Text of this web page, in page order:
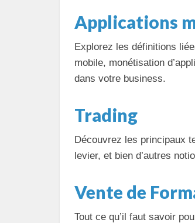
Applications
Explorez les définitions
mobile, monétisation
dans votre business.
Trading
Découvrez les principaux
levier, et bien d’autres
Vente de
Tout ce qu’il faut savoir